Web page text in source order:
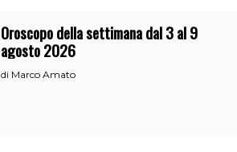
Oroscopo della settimana dal 3 al 9
agosto 2026
di Marco Amato